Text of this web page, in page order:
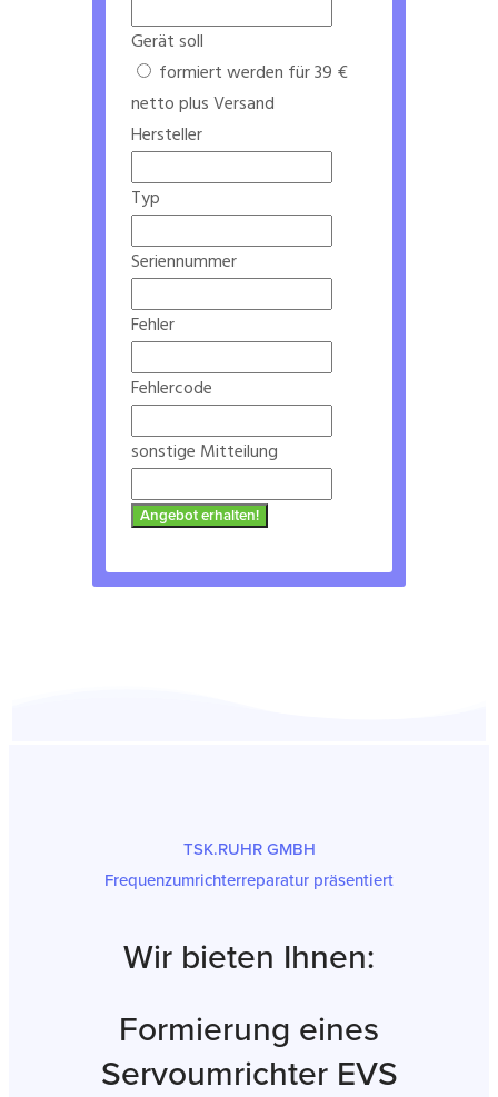
Gerät soll
formiert werden für 39 €
netto plus Versand
Hersteller
Typ
Seriennummer
Fehler
Fehlercode
sonstige Mitteilung
Angebot erhalten!
TSK.RUHR GMBH
Frequenzumrichterreparatur präsentiert
Wir bieten Ihnen:
Formierung eines
Servoumrichter EVS